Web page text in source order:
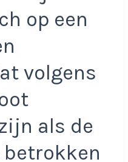
op een
volgens
als de
betrokken